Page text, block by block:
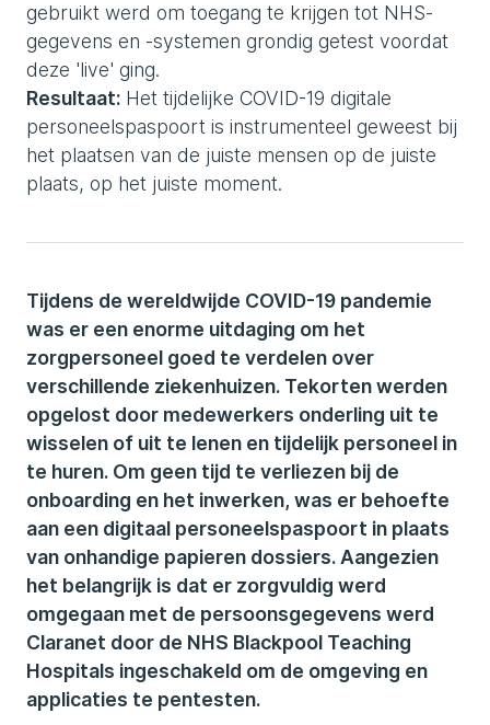
gebruikt werd om toegang te krijgen tot NHS-
gegevens en -systemen grondig getest voordat
deze 'live' ging.
Resultaat: Het tijdelijke COVID-19 digitale
personeelspaspoort is instrumenteel geweest bij
het plaatsen van de juiste mensen op de juiste
plaats, op het juiste moment.
Tijdens de wereldwijde COVID-19 pandemie
was er een enorme uitdaging om het
zorgpersoneel goed te verdelen over
verschillende ziekenhuizen. Tekorten werden
opgelost door medewerkers onderling uit te
wisselen of uit te lenen en tijdelijk personeel in
te huren. Om geen tijd te verliezen bij de
onboarding en het inwerken, was er behoefte
aan een digitaal personeelspaspoort in plaats
van onhandige papieren dossiers. Aangezien
het belangrijk is dat er zorgvuldig werd
omgegaan met de persoonsgegevens werd
Claranet door de NHS Blackpool Teaching
Hospitals ingeschakeld om de omgeving en
applicaties te pentesten.